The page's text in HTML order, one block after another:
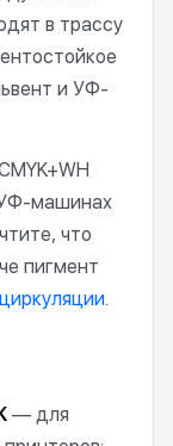
в трассу
и УФ-
машинах
что
пигмент
.
— для